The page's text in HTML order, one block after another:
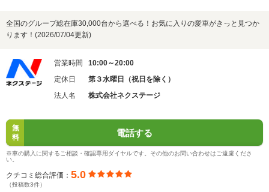
全国のグループ総在庫30,000台から選べる！お気に入りの愛車がきっと見つか
ります！(2026/07/04更新)
営業時間
10:00～20:00
定休日
第３水曜日（祝日を除く）
法人名
株式会社ネクステージ
無
料
電話する
※車の購入に関するご相談・確認専用ダイヤルです。その他のお問い合わせはご遠慮くださ
い。
クチコミ総合評価： 5.0
（投稿数3件）